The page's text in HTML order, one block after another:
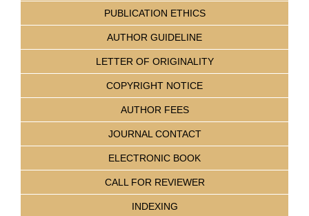
PUBLICATION ETHICS
AUTHOR GUIDELINE
LETTER OF ORIGINALITY
COPYRIGHT NOTICE
AUTHOR FEES
JOURNAL CONTACT
ELECTRONIC BOOK
CALL FOR REVIEWER
INDEXING